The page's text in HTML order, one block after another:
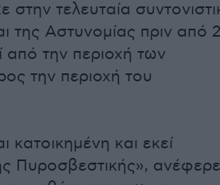
τελευταία
της Αστυνομίας πριν από
από την περιοχή των
την περιοχή του
κατοικημένη και εκεί
Πυροσβεστικής», ανέφερε